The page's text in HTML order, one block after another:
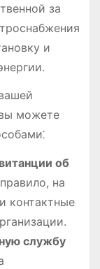
за
и
можете
об
на
контактные
службу